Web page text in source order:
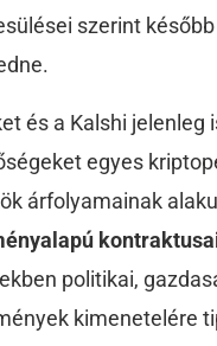
szerint
és a Kalshi jelenleg
egyes
árfolyamainak
politikai,
kimenetelére